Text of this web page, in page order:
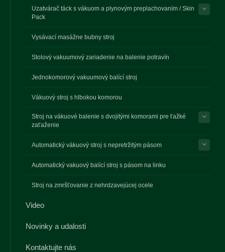
Uzatvárač táck s vákuom a plynovým preplachovaním / Skin
Pack
Vysávací masážne bubny stroj
Stolový vakuumový zariadenie na balenie potravín
Jednokomorový vakuumový balící stroj
Vákuový stroj s hlbokou komorou
Stroj na vákuové balenie s dvojitými komorami pre ťažké
zaťaženie
Automatický vákuový stroj s nepretržitým pásom
Automatický vakuový balící stroj s pásom na linku
Stroj na zmršťovanie z nehrdzavejúcej ocele
Video
Novinky a udalosti
Kontaktujte nás